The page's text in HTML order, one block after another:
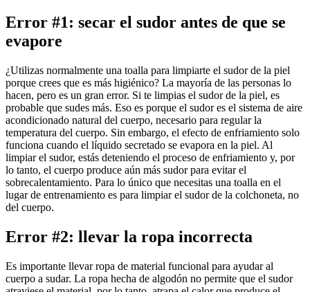
Error #1: secar el sudor antes de que se
evapore
¿Utilizas normalmente una toalla para limpiarte el sudor de la piel
porque crees que es más higiénico? La mayoría de las personas lo
hacen, pero es un gran error. Si te limpias el sudor de la piel, es
probable que sudes más. Eso es porque el sudor es el sistema de aire
acondicionado natural del cuerpo, necesario para regular la
temperatura del cuerpo. Sin embargo, el efecto de enfriamiento solo
funciona cuando el líquido secretado se evapora en la piel. Al
limpiar el sudor, estás deteniendo el proceso de enfriamiento y, por
lo tanto, el cuerpo produce aún más sudor para evitar el
sobrecalentamiento. Para lo único que necesitas una toalla en el
lugar de entrenamiento es para limpiar el sudor de la colchoneta, no
del cuerpo.
Error #2: llevar la ropa incorrecta
Es importante llevar ropa de material funcional para ayudar al
cuerpo a sudar. La ropa hecha de algodón no permite que el sudor